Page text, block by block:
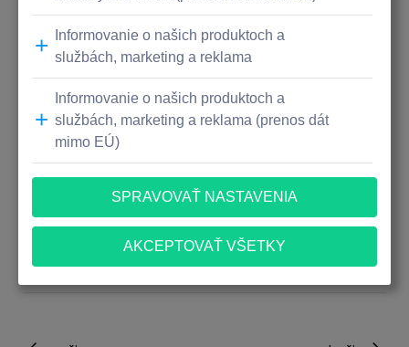
pedagógom.
Ak patríte medzi nich, prihláste sa a možno už čoskoro
budeme s vami spolupracovať na vzniku vášho
umeleckého projektu.
Viac informácii o grantových programoch UMENIE
nájdeteTU.
Facebook
Messenger
WhatsApp
EmailShare